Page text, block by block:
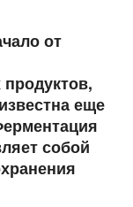
от
еще
собой